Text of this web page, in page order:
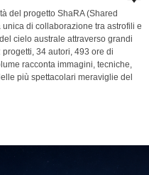
del progetto ShaRA (Shared
di collaborazione tra astrofili e
cielo australe attraverso grandi
34 autori, 493 ore di
racconta immagini, tecniche,
più spettacolari meraviglie del